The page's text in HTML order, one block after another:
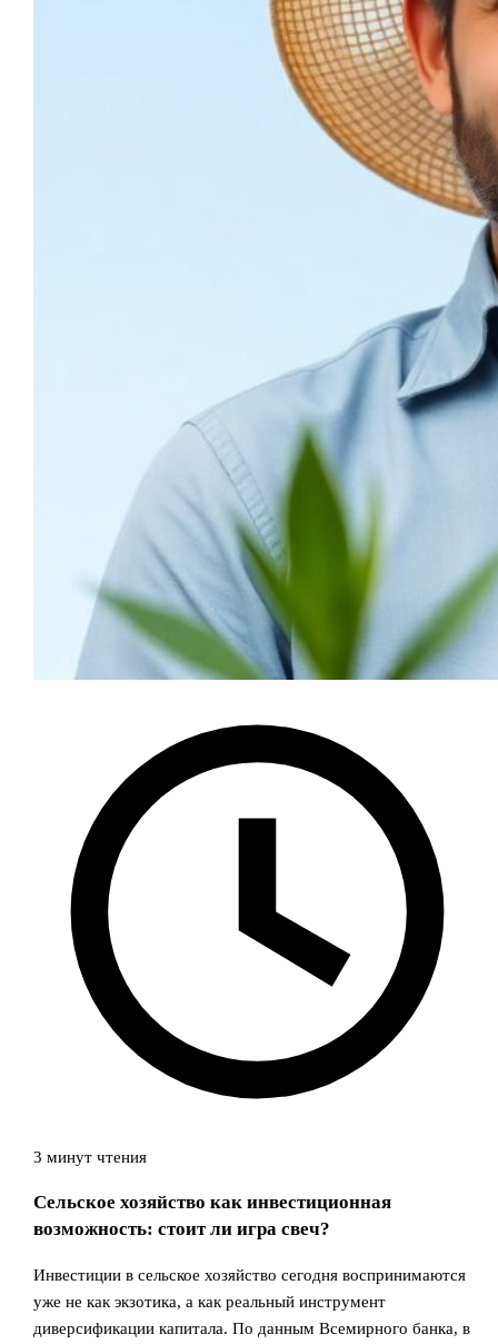
3 минут чтения
Сельское хозяйство как инвестиционная
возможность: стоит ли игра свеч?
Инвестиции в сельское хозяйство сегодня воспринимаются
уже не как экзотика, а как реальный инструмент
диверсификации капитала. По данным Всемирного банка, в